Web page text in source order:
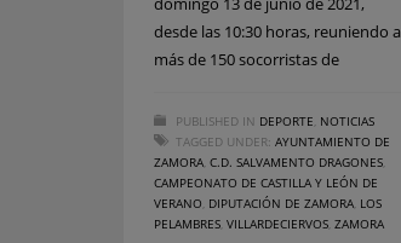
desde las 10:30 horas, reuniendo a
más de 150 socorristas de
PUBLISHED IN DEPORTE, NOTICIAS
TAGGED UNDER: AYUNTAMIENTO DE
ZAMORA, C.D. SALVAMENTO DRAGONES,
CAMPEONATO DE CASTILLA Y LEÓN DE
VERANO, DIPUTACIÓN DE ZAMORA, LOS
PELAMBRES, VILLARDECIERVOS, ZAMORA